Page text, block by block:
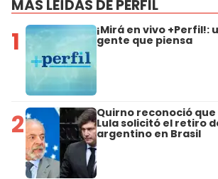
MÁS LEÍDAS DE PERFIL
1 ¡Mirá en vivo +Perfil!:
gente que piensa
2 Quirno reconoció
Lula solicitó el retiro
argentino en Brasil